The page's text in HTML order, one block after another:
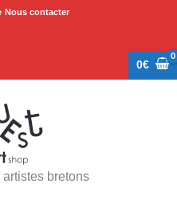
Nous contacter
0€
bretons